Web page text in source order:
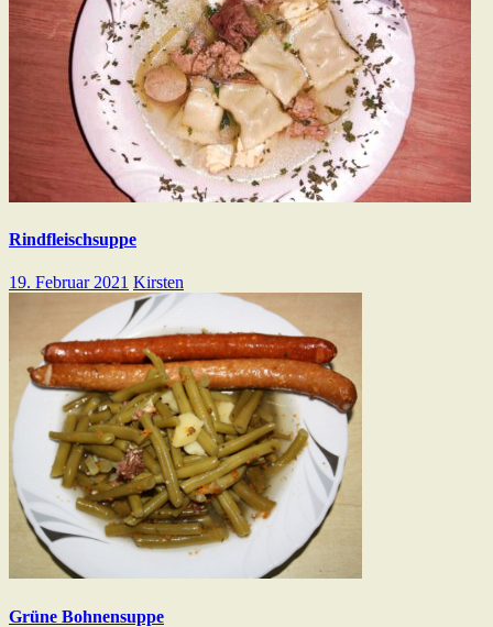
Rindfleischsuppe
19. Februar 2021 Kirsten
Grüne Bohnensuppe